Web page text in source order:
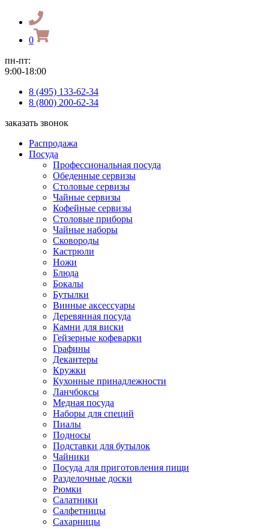
0
пн-пт:
9:00-18:00
8 (495) 133-62-34
8 (800) 200-62-34
заказать звонок
Распродажа
Посуда
Профессиональная посуда
Обеденные сервизы
Столовые сервизы
Чайные сервизы
Кофейные сервизы
Столовые приборы
Чайные наборы
Сковороды
Кастрюли
Ножи
Блюда
Бокалы
Бутылки
Винные аксессуары
Деревянная посуда
Камни для виски
Гейзерные кофеварки
Графины
Декантеры
Кружки
Кухонные принадлежности
Ланчбоксы
Медная посуда
Наборы для специй
Пиалы
Подносы
Подставки для бутылок
Чайники
Посуда для приготовления пищи
Разделочные доски
Рюмки
Салатники
Салфетницы
Сахарницы